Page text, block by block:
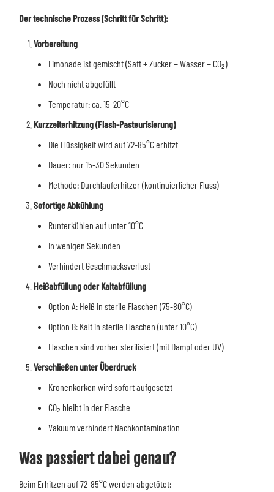
Der technische Prozess (Schritt für Schritt):
Vorbereitung
Limonade ist gemischt (Saft + Zucker + Wasser + CO₂)
Noch nicht abgefüllt
Temperatur: ca. 15-20°C
Kurzzeiterhitzung (Flash-Pasteurisierung)
Die Flüssigkeit wird auf 72-85°C erhitzt
Dauer: nur 15-30 Sekunden
Methode: Durchlauferhitzer (kontinuierlicher Fluss)
Sofortige Abkühlung
Runterkühlen auf unter 10°C
In wenigen Sekunden
Verhindert Geschmacksverlust
Heißabfüllung oder Kaltabfüllung
Option A: Heiß in sterile Flaschen (75-80°C)
Option B: Kalt in sterile Flaschen (unter 10°C)
Flaschen sind vorher sterilisiert (mit Dampf oder UV)
Verschließen unter Überdruck
Kronenkorken wird sofort aufgesetzt
CO₂ bleibt in der Flasche
Vakuum verhindert Nachkontamination
Was passiert dabei genau?
Beim Erhitzen auf 72-85°C werden abgetötet: